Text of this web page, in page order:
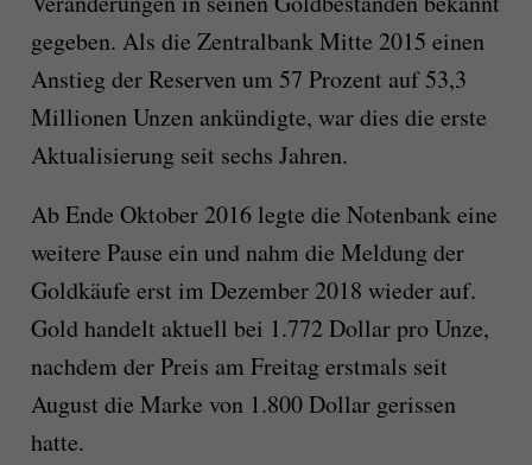
gegeben. Als die Zentralbank Mitte 2015 einen
Anstieg der Reserven um 57 Prozent auf 53,3
Millionen Unzen ankündigte, war dies die erste
Aktualisierung seit sechs Jahren.
Ab Ende Oktober 2016 legte die Notenbank eine
weitere Pause ein und nahm die Meldung der
Goldkäufe erst im Dezember 2018 wieder auf.
Gold handelt aktuell bei 1.772 Dollar pro Unze,
nachdem der Preis am Freitag erstmals seit
August die Marke von 1.800 Dollar gerissen
hatte.